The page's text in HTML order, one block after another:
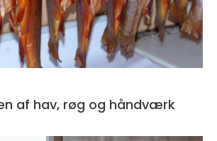
af hav, røg og håndværk